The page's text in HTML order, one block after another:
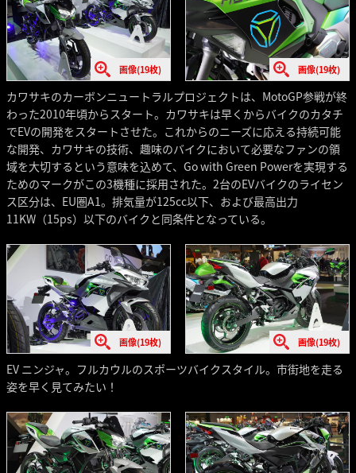
画像(19枚) 画像(19枚)
カワサキのカーボンニュートラルプロジェクトは、MotoGP参戦が終
わった2010年頃からスタート。カワサキは早くからバイクのカタチ
でEVの開発をスタートさせた。これからのニーズに応える持続可能
な開発、カワサキの技術、趣味のバイクにおいて必要なファンの領
域を大切するという意味を込めて、Go with Green Powerを実現する
ためのマークがこの3機種に採用された。2台のEVバイクのライセン
ス区分は、EU圏A1。排気量が125cc以下、および最高出力
11KW（15ps）以下のバイクと同条件となっている。
画像(19枚) 画像(19枚)
EV ニンジャ。フルカウルのスポーツバイクスタイル。市街地を走る
姿を早く見てみたい！